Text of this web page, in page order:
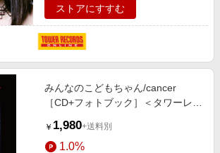
ストアにすすむ
みんなのこどもちゃん/cancer
［CD+フォトブック］＜タワーレコ
004]
￥ 1,980+送料別
1.0%